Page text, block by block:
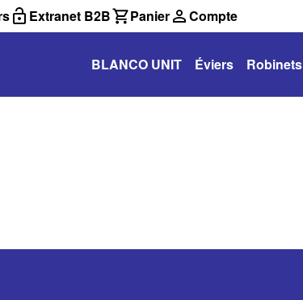
Extranet B2B Panier Compte
BLANCO UNIT Éviers Robinets